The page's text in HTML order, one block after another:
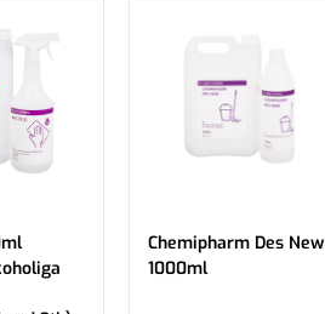
Chemipharm Des New
1000ml